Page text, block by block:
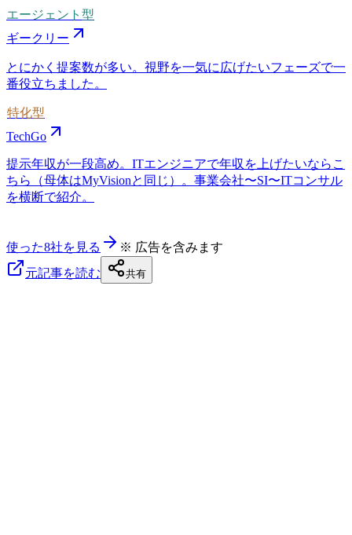
エージェント型
ギークリー
とにかく提案数が多い。視野を一気に広げたいフェーズで一
番役立ちました。
特化型
TechGo
提示年収が一段高め。ITエンジニアで年収を上げたいならこ
ちら（母体はMyVisionと同じ）。事業会社〜SI〜ITコンサル
を横断で紹介。
使った8社を見る
※ 広告を含みます
元記事を読む
共有